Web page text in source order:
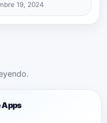
19, 2024
Apps